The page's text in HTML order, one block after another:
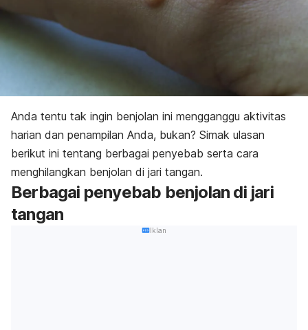
Anda tentu tak ingin benjolan ini mengganggu aktivitas
harian dan penampilan Anda, bukan? Simak ulasan
berikut ini tentang berbagai penyebab serta cara
menghilangkan benjolan di jari tangan.
Berbagai penyebab benjolan di jari
tangan
Iklan